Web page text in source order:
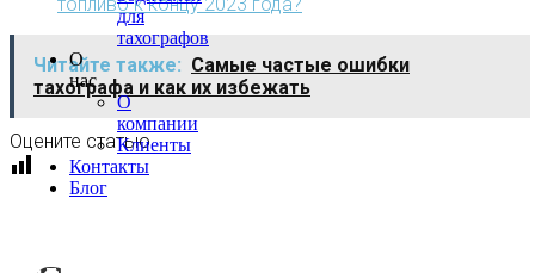
для
тахографов
О
нас
О
компании
Клиенты
Контакты
Блог
Читайте также: Самые частые ошибки
тахографа и как их избежать
Оцените статью